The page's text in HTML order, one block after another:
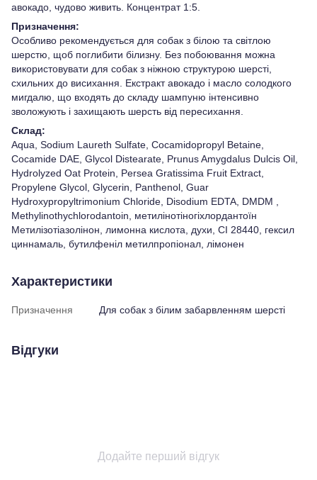
авокадо, чудово живить. Концентрат 1:5.
Призначення:
Особливо рекомендується для собак з білою та світлою
шерстю, щоб поглибити білизну. Без побоювання можна
використовувати для собак з ніжною структурою шерсті,
схильних до висихання. Екстракт авокадо і масло солодкого
мигдалю, що входять до складу шампуню інтенсивно
зволожують і захищають шерсть від пересихання.
Склад:
Aqua, Sodium Laureth Sulfate, Cocamidopropyl Betaine,
Cocamide DAE, Glycol Distearate, Prunus Amygdalus Dulcis Oil,
Hydrolyzed Oat Protein, Persea Gratissima Fruit Extract,
Propylene Glycol, Glycerin, Panthenol, Guar
Hydroxypropyltrimonium Chloride, Disodium EDTA, DMDM ​​​​,
Methylinothychlorodantoin, метилінотіногіхлордантоїн
Метилізотіазолінон, лимонна кислота, духи, CI 28440, гексил
циннамаль, бутилфеніл метилпропіонал, лімонен
Характеристики
Призначення Для собак з білим забарвленням шерсті
Відгуки
Додайте перший відгук